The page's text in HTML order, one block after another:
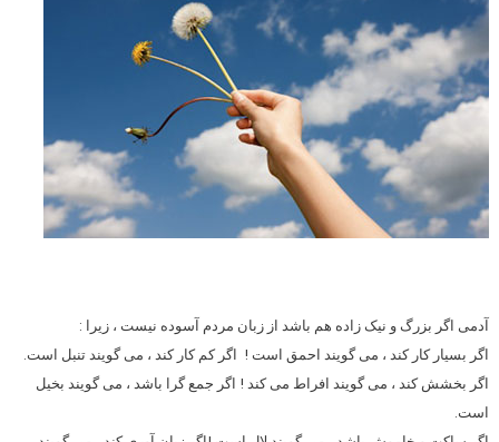
آدمی اگر بزرگ و نیک زاده هم باشد از زبان مردم آسوده نیست ، زیرا :
اگر بسیار کار کند ، می گویند احمق است ! اگر کم کار کند ، می گویند تنبل است.
اگر بخشش کند ، می گویند افراط می کند ! اگر جمع گرا باشد ، می گویند بخیل
است.